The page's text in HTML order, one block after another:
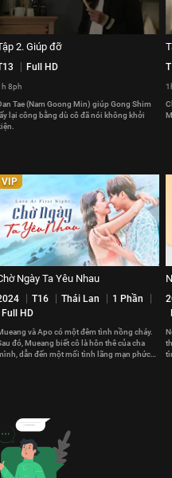
2. Giúp đỡ
Full HD
8ph
Tae (Nam Goong Min) giúp Gong Shim
lấy lại công bằng dù cô đã nói không khởi
VIP
Ngày Ta Yêu Nhau
T16 Thái Lan
1 Phần
Full HD
và Apo có một đêm tình nồng cháy.
đó, Mueang biết cô là hôn thê của cha
dẫn đến một mối tình lãng mạn phức